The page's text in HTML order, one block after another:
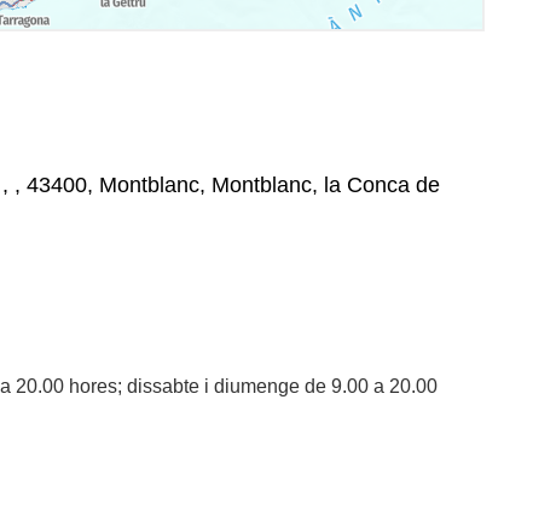
, 43400, Montblanc, Montblanc, la Conca de
20.00 hores; dissabte i diumenge de 9.00 a 20.00